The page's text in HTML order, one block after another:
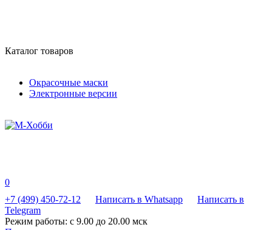
Каталог товаров
Окрасочные маски
Электронные версии
0
+7 (499) 450-72-12
Написать в Whatsapp
Написать в
Telegram
Режим работы: с 9.00 до 20.00 мск